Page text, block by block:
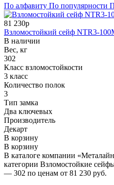
По алфавиту По популярности
81 230р
Взломостойкий сейф NTR3-
В наличии
Вес, кг
302
Класс взломостойкости
3 класс
Количество полок
3
Тип замка
Два ключевых
Производитель
Декарт
В корзину
В корзину
В каталоге компании
категории Взломостойкие
— 302 по ценам от 81 230 руб.